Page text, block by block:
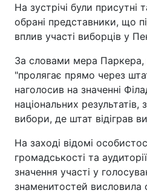
На зустрічі були присутні
обрані представники, що
вплив участі виборців у
За словами мера
"пролягає прямо через
наголосив на значенні
національних
вибори, де штат відіграв
На заході відомі
громадськості та
значення участі у
знаменитостей висловила